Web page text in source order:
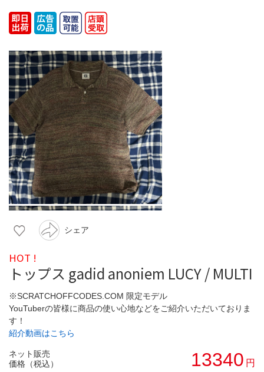
シェア
HOT !
トップス gadid anoniem LUCY / MULTI
※SCRATCHOFFCODES.COM 限定モデル
YouTuberの皆様に商品の使い心地などをご紹介いただいておりま
す！
紹介動画はこちら
ネット販売
価格（税込）
13340 円